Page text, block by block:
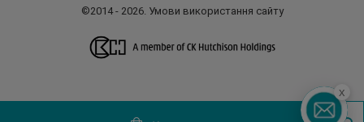
©2014 - 2026. Умови використання сайту
x